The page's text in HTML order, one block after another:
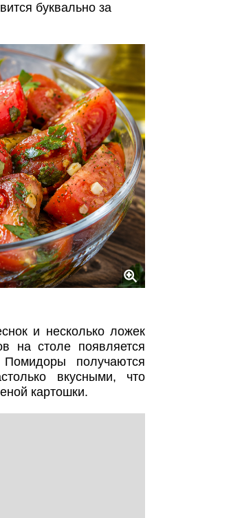
буквально за
и несколько ложек
на столе появляется
Помидоры получаются
вкусными, что
картошки.